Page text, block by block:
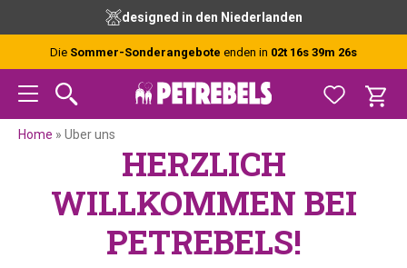
content
kostenlose Beratung durch unsere Experten
Die Sommer-Sonderangebote enden in 02t 16s 39m 25s
Home » Uber uns
HERZLICH
WILLKOMMEN BEI
PETREBELS!